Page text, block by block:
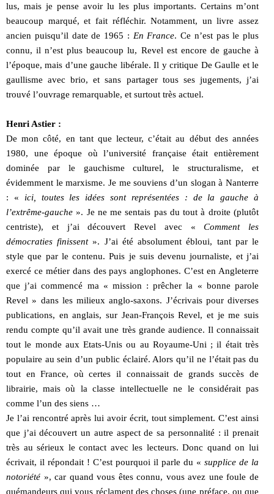
lus, mais je pense avoir lu les plus importants. Certains m’ont
beaucoup marqué, et fait réfléchir. Notamment, un livre assez
ancien puisqu’il date de 1965 : En France. Ce n’est pas le plus
connu, il n’est plus beaucoup lu, Revel est encore de gauche à
l’époque, mais d’une gauche libérale. Il y critique De Gaulle et le
gaullisme avec brio, et sans partager tous ses jugements, j’ai
trouvé l’ouvrage remarquable, et surtout très actuel.
Henri Astier :
De mon côté, en tant que lecteur, c’était au début des années
1980, une époque où l’université française était entièrement
dominée par le gauchisme culturel, le structuralisme, et
évidemment le marxisme. Je me souviens d’un slogan à Nanterre
: « ici, toutes les idées sont représentées : de la gauche à
l’extrême-gauche ». Je ne me sentais pas du tout à droite (plutôt
centriste), et j’ai découvert Revel avec «Comment les
démocraties finissent». J’ai été absolument ébloui, tant par le
style que par le contenu. Puis je suis devenu journaliste, et j’ai
exercé ce métier dans des pays anglophones. C’est en Angleterre
que j’ai commencé ma « mission : prêcher la « bonne parole
Revel » dans les milieux anglo-saxons. J’écrivais pour diverses
publications, en anglais, sur Jean-François Revel, et je me suis
rendu compte qu’il avait une très grande audience. Il connaissait
tout le monde aux Etats-Unis ou au Royaume-Uni ; il était très
populaire au sein d’un public éclairé. Alors qu’il ne l’était pas du
tout en France, où certes il connaissait de grands succès de
librairie, mais où la classe intellectuelle ne le considérait pas
comme l’un des siens …
Je l’ai rencontré après lui avoir écrit, tout simplement. C’est ainsi
que j’ai découvert un autre aspect de sa personnalité : il prenait
très au sérieux le contact avec les lecteurs. Donc quand on lui
écrivait, il répondait ! C’est pourquoi il parle du « supplice de la
notoriété », car quand vous êtes connu, vous avez une foule de
quémandeurs qui vous réclament des choses (une préface, ou que